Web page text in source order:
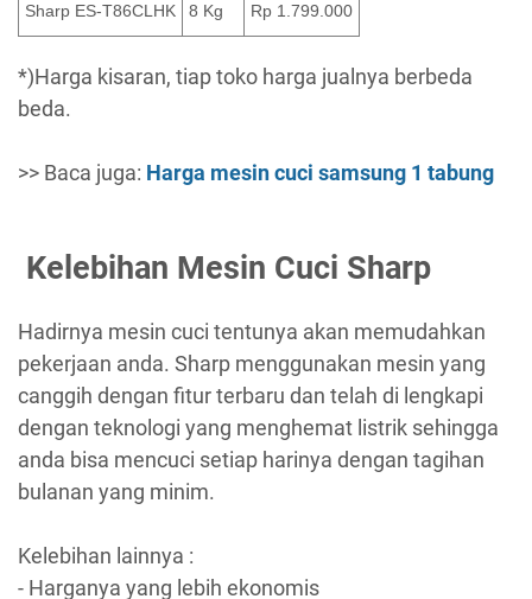
Sharp ES-T86CLHK 8 Kg Rp 1.799.000
*)Harga kisaran, tiap toko harga jualnya berbeda
beda.
>> Baca juga: Harga mesin cuci samsung 1 tabung
Kelebihan Mesin Cuci Sharp
Hadirnya mesin cuci tentunya akan memudahkan
pekerjaan anda. Sharp menggunakan mesin yang
canggih dengan fitur terbaru dan telah di lengkapi
dengan teknologi yang menghemat listrik sehingga
anda bisa mencuci setiap harinya dengan tagihan
bulanan yang minim.
Kelebihan lainnya :
- Harganya yang lebih ekonomis